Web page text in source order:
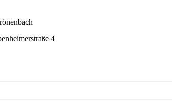
4